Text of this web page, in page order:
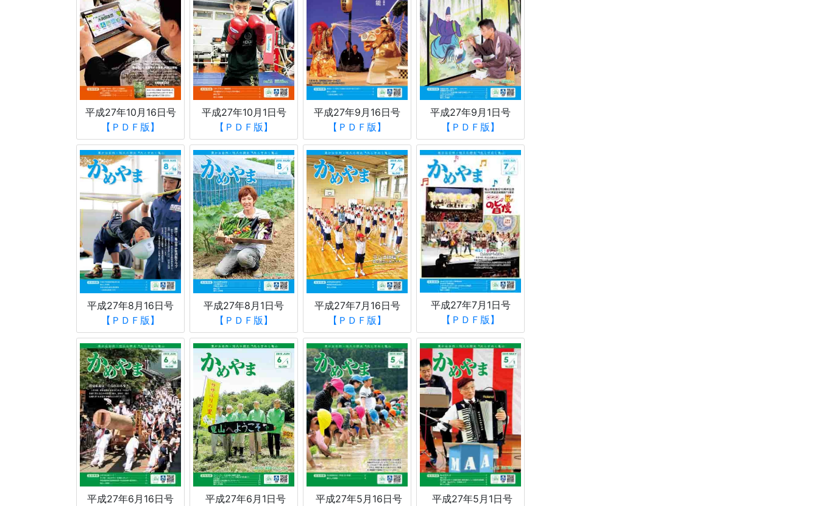
平成27年10月16日号
【ＰＤＦ版】
平成27年10月1日号
【ＰＤＦ版】
平成27年9月16日号
【ＰＤＦ版】
平成27年9月1日号
【ＰＤＦ版】
平成27年8月16日号
【ＰＤＦ版】
平成27年8月1日号
【ＰＤＦ版】
平成27年7月16日号
【ＰＤＦ版】
平成27年7月1日号
【ＰＤＦ版】
平成27年6月16日号
平成27年6月1日号
平成27年5月16日号
平成27年5月1日号